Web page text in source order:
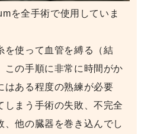
を全手術で使用していま
を使って血管を縛る（結
この手順に非常に時間がか
はある程度の熟練が必要
しまう手術の失敗、不完全
、他の臓器を巻き込んでし